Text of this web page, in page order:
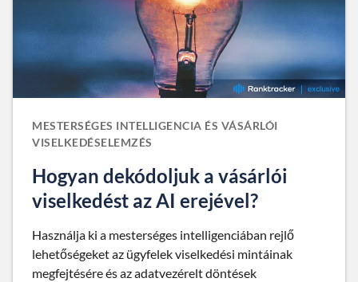
MESTERSÉGES INTELLIGENCIA ÉS VÁSÁRLÓI
VISELKEDÉSELEMZÉS
Hogyan dekódoljuk a vásárlói
viselkedést az AI erejével?
Használja ki a mesterséges intelligenciában rejlő
lehetőségeket az ügyfelek viselkedési mintáinak
megfejtésére és az adatvezérelt döntések